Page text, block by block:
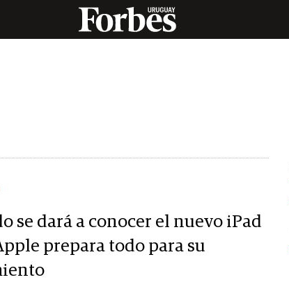
se dará a conocer el nuevo iPad
prepara todo para su